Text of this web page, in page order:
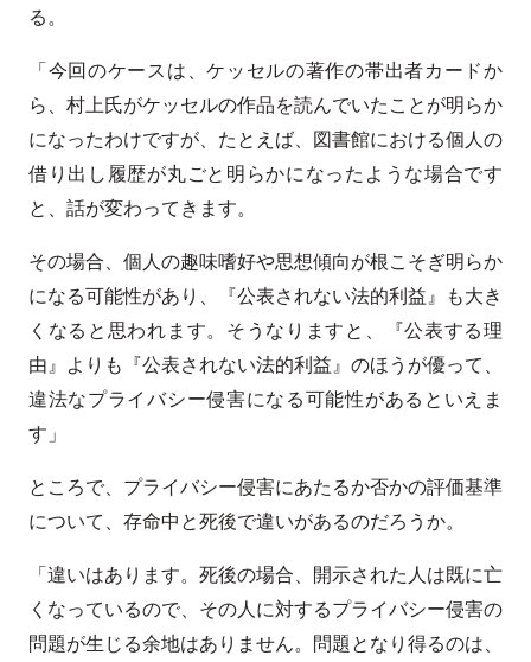
る。
「今回のケースは、ケッセルの著作の帯出者カードか
ら、村上氏がケッセルの作品を読んでいたことが明らか
になったわけですが、たとえば、図書館における個人の
借り出し履歴が丸ごと明らかになったような場合です
と、話が変わってきます。
その場合、個人の趣味嗜好や思想傾向が根こそぎ明らか
になる可能性があり、『公表されない法的利益』も大き
くなると思われます。そうなりますと、『公表する理
由』よりも『公表されない法的利益』のほうが優って、
違法なプライバシー侵害になる可能性があるといえま
す」
ところで、プライバシー侵害にあたるか否かの評価基準
について、存命中と死後で違いがあるのだろうか。
「違いはあります。死後の場合、開示された人は既に亡
くなっているので、その人に対するプライバシー侵害の
問題が生じる余地はありません。問題となり得るのは、